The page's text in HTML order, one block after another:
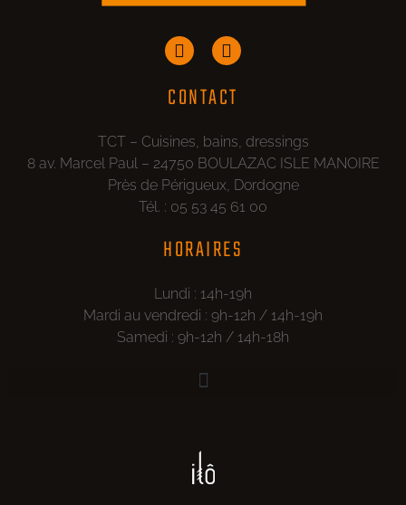
CONTACT
TCT – Cuisines, bains, dressings
8 av. Marcel Paul – 24750 BOULAZAC ISLE MANOIRE
Près de Périgueux, Dordogne
Tél. : 05 53 45 61 00
HORAIRES
Lundi : 14h-19h
Mardi au vendredi : 9h-12h / 14h-19h
Samedi : 9h-12h / 14h-18h